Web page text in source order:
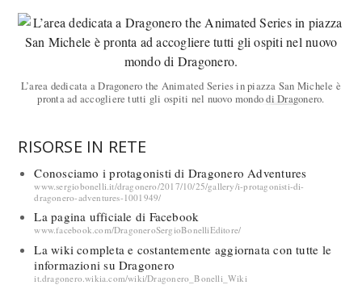
L’area dedicata a Dragonero the Animated Series in piazza San Michele è
pronta ad accogliere tutti gli ospiti nel nuovo mondo di Dragonero.
RISORSE IN RETE
Conosciamo i protagonisti di Dragonero Adventures
www.sergiobonelli.it/dragonero/2017/10/25/gallery/i-protagonisti-di-
dragonero-adventures-1001949/
La pagina ufficiale di Facebook
www.facebook.com/DragoneroSergioBonelliEditore/
La wiki completa e costantemente aggiornata con tutte le
informazioni su Dragonero
it.dragonero.wikia.com/wiki/Dragonero_Bonelli_Wiki